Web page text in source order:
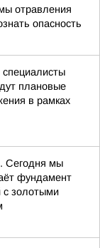
отравления
опасность
специалисты
плановые
в рамках
Сегодня мы
фундамент
золотыми